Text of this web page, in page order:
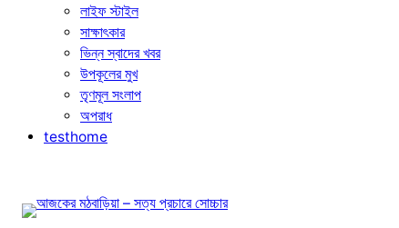
লাইফ স্টাইল
সাক্ষাৎকার
ভিন্ন স্বাদের খবর
উপকূলের মুখ
তৃণমূল সংলাপ
অপরাধ
testhome